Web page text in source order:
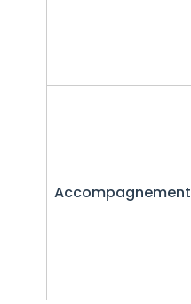
Accompagnement